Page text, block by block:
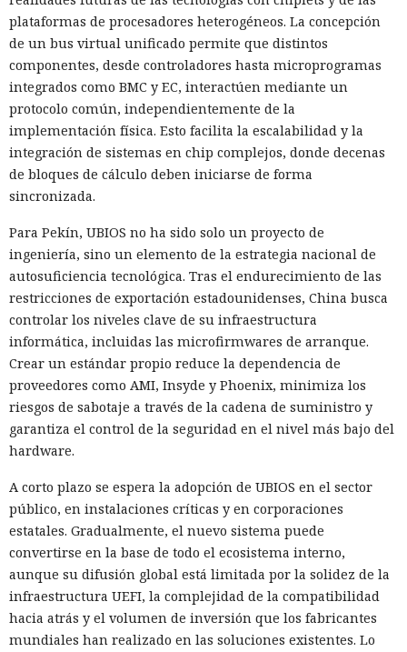
plataformas de procesadores heterogéneos. La concepción
de un bus virtual unificado permite que distintos
componentes, desde controladores hasta microprogramas
integrados como BMC y EC, interactúen mediante un
protocolo común, independientemente de la
implementación física. Esto facilita la escalabilidad y la
integración de sistemas en chip complejos, donde decenas
de bloques de cálculo deben iniciarse de forma
sincronizada.
Para Pekín, UBIOS no ha sido solo un proyecto de
ingeniería, sino un elemento de la estrategia nacional de
autosuficiencia tecnológica. Tras el endurecimiento de las
restricciones de exportación estadounidenses, China busca
controlar los niveles clave de su infraestructura
informática, incluidas las microfirmwares de arranque.
Crear un estándar propio reduce la dependencia de
proveedores como AMI, Insyde y Phoenix, minimiza los
riesgos de sabotaje a través de la cadena de suministro y
garantiza el control de la seguridad en el nivel más bajo del
hardware.
A corto plazo se espera la adopción de UBIOS en el sector
público, en instalaciones críticas y en corporaciones
estatales. Gradualmente, el nuevo sistema puede
convertirse en la base de todo el ecosistema interno,
aunque su difusión global está limitada por la solidez de la
infraestructura UEFI, la complejidad de la compatibilidad
hacia atrás y el volumen de inversión que los fabricantes
mundiales han realizado en las soluciones existentes. Lo